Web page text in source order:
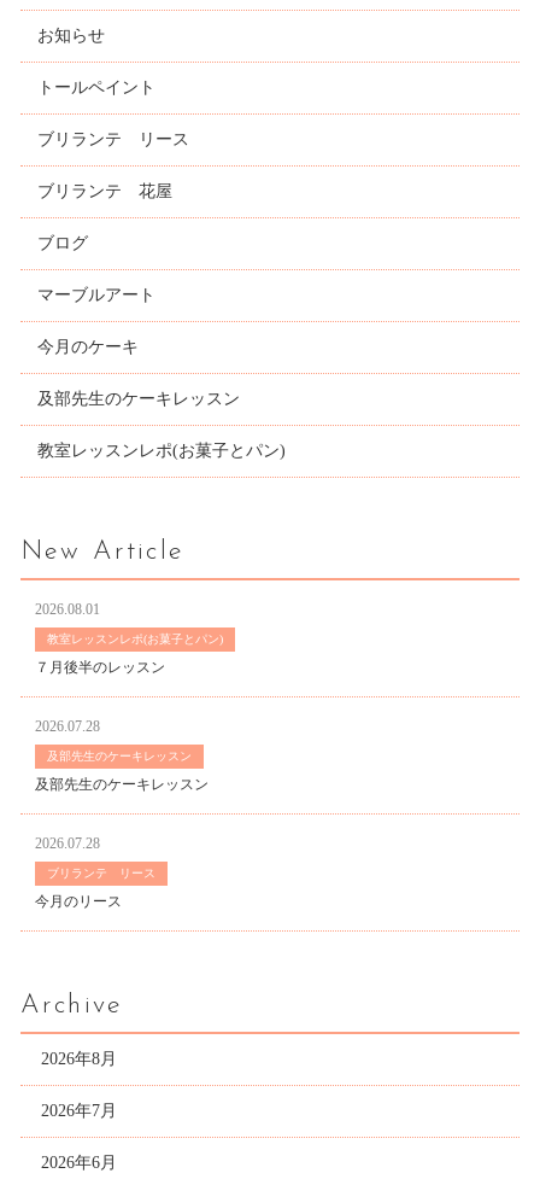
お知らせ
トールペイント
ブリランテ リース
ブリランテ 花屋
ブログ
マーブルアート
今月のケーキ
及部先生のケーキレッスン
教室レッスンレポ(お菓子とパン)
New Article
2026.08.01
教室レッスンレポ(お菓子とパン)
７月後半のレッスン
2026.07.28
及部先生のケーキレッスン
及部先生のケーキレッスン
2026.07.28
ブリランテ リース
今月のリース
Archive
2026年8月
2026年7月
2026年6月